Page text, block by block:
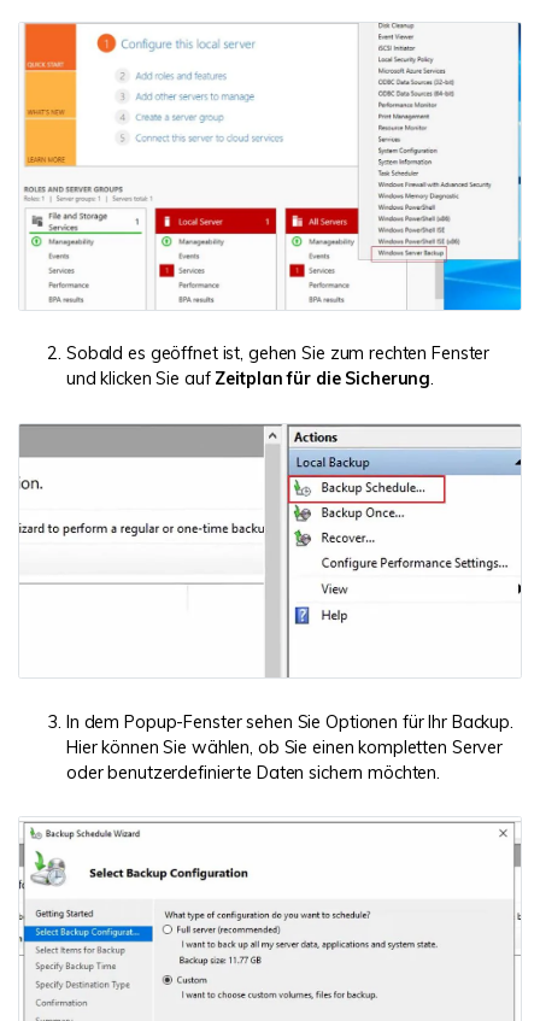
Sobald es geöffnet ist, gehen Sie zum rechten Fenster
und klicken Sie auf Zeitplan für die Sicherung.
In dem Popup-Fenster sehen Sie Optionen für Ihr Backup.
Hier können Sie wählen, ob Sie einen kompletten Server
oder benutzerdefinierte Daten sichern möchten.